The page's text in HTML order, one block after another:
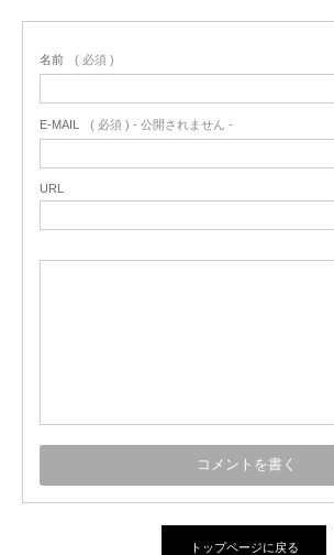
名前 ( 必須 )
E-MAIL ( 必須 ) - 公開されません -
URL
トップページに戻る